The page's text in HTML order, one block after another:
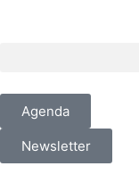
Agenda
Newsletter